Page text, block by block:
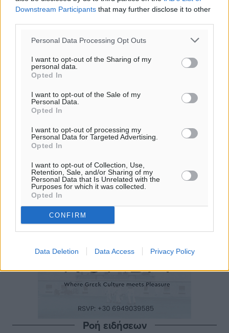
Downstream Participants that may further disclose it to other
Personal Data Processing Opt Outs
I want to opt-out of the Sharing of my
personal data.
Opted In
I want to opt-out of the Sale of my
Personal Data.
Opted In
I want to opt-out of processing my
Personal Data for Targeted Advertising.
Opted In
I want to opt-out of Collection, Use,
Retention, Sale, and/or Sharing of my
Personal Data that Is Unrelated with the
Purposes for which it was collected.
Opted In
CONFIRM
Data Deletion Data Access Privacy Policy
Ροή ειδήσεων